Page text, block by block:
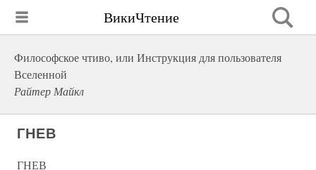
ВикиЧтение
Философское чтиво, или Инструкция для пользователя
Вселенной
Райтер Майкл
ГНЕВ
ГНЕВ